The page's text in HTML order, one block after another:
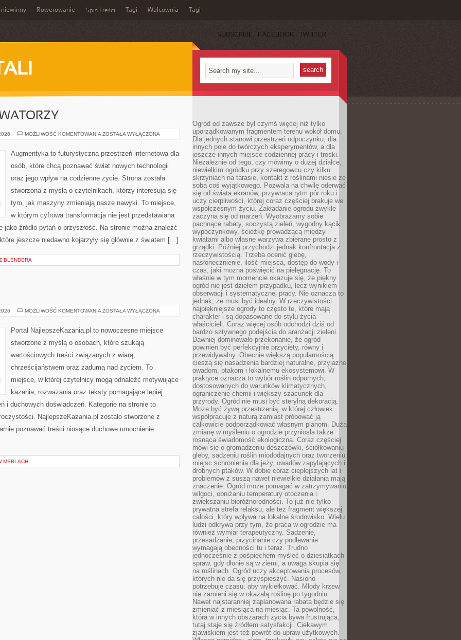
Rowerowanie Spis Treści Tagi Walcownia Tagi
SUBSCRIBE FACEBOOK TWITTER
MOŻLIWOŚĆ KOMENTOWANIA STARTUPY
ZOSTAŁA WYŁĄCZONA
Augmentyka to futurystyczna przestrzeń internetowa dla
osób, które chcą poznawać świat nowych technologii
oraz jego wpływ na codzienne życie. Strona została
stworzona z myślą o czytelnikach, którzy interesują się
tym, jak maszyny zmieniają nasze nawyki. To miejsce,
w którym cyfrowa transformacja nie jest przedstawiana
źródło pytań o przyszłość. Na stronie można znaleźć
jeszcze niedawno kojarzyły się głównie z światem […]
BLENDERA
MOŻLIWOŚĆ KOMENTOWANIA KAZANIA
ZOSTAŁA WYŁĄCZONA
Portal NajlepszeKazania.pl to nowoczesne miejsce
stworzone z myślą o osobach, które szukają
wartościowych treści związanych z wiarą,
chrześcijaństwem oraz zadumą nad życiem. To
miejsce, w której czytelnicy mogą odnaleźć motywujące
kazania, rozważania oraz teksty pomagające lepiej
i duchowych doświadczeń. Kategorie na stronie to
NajlepszeKazania.pl zostało stworzone z
poznawać treści niosące duchowe umocnienie.
MEBLACH
Ogród od zawsze był czymś więcej niż tylko
uporządkowanym fragmentem terenu wokół domu.
Dla jednych stanowi przestrzeń odpoczynku, dla
innych pole do twórczych eksperymentów, a dla
jeszcze innych miejsce codziennej pracy i troski.
Niezależnie od tego, czy mówimy o dużej działce,
niewielkim ogródku przy szeregowcu czy kilku
skrzyniach na tarasie, kontakt z roślinami niesie ze
sobą coś wyjątkowego. Pozwala na chwilę oderwać
się od świata ekranów, przywraca rytm pór roku i
uczy cierpliwości, której coraz częściej brakuje we
współczesnym życiu. Zakładanie ogrodu zwykle
zaczyna się od marzeń. Wyobrażamy sobie
pachnące rabaty, soczystą zieleń, wygodny kącik
wypoczynkowy, ścieżkę prowadzącą między
kwiatami albo własne warzywa zbierane prosto z
grządki. Później przychodzi jednak konfrontacja z
rzeczywistością. Trzeba ocenić glebę,
nasłonecznienie, ilość miejsca, dostęp do wody i
czas, jaki można poświęcić na pielęgnację. To
właśnie w tym momencie okazuje się, że piękny
ogród nie jest dziełem przypadku, lecz wynikiem
obserwacji i systematycznej pracy. Nie oznacza to
jednak, że musi być idealny. W rzeczywistości
najpiękniejsze ogrody to często te, które mają
charakter i są dopasowane do stylu życia
właścicieli. Coraz więcej osób odchodzi dziś od
bardzo sztywnego podejścia do aranżacji zieleni.
Dawniej dominowało przekonanie, że ogród
powinien być perfekcyjnie przycięty, równy i
przewidywalny. Obecnie większą popularnością
cieszą się nasadzenia bardziej naturalne, przyjazne
owadom, ptakom i lokalnemu ekosystemowi. W
praktyce oznacza to wybór roślin odpornych,
dostosowanych do warunków klimatycznych,
ograniczenie chemii i większy szacunek dla
przyrody. Ogród nie musi być sterylną dekoracją.
Może być żywą przestrzenią, w której człowiek
współpracuje z naturą zamiast próbować ją
całkowicie podporządkować własnym planom. Dużą
zmianę w myśleniu o ogrodzie przyniosła także
rosnąca świadomość ekologiczna. Coraz częściej
mówi się o gromadzeniu deszczówki, ściółkowaniu
gleby, sadzeniu roślin miododajnych oraz tworzeniu
miejsc schronienia dla jeży, owadów zapylających i
drobnych ptaków. W dobie coraz cieplejszych lat i
problemów z suszą nawet niewielkie działania mają
znaczenie. Ogród może pomagać w zatrzymywaniu
wilgoci, obniżaniu temperatury otoczenia i
zwiększaniu bioróżnorodności. To już nie tylko
prywatna strefa relaksu, ale też fragment większej
całości, który wpływa na lokalne środowisko. Wielu
ludzi odkrywa przy tym, że praca w ogrodzie ma
również wymiar terapeutyczny. Sadzenie,
przesadzanie, przycinanie czy podlewanie
wymagają obecności tu i teraz. Trudno
jednocześnie z pośpiechem myśleć o dziesiątkach
spraw, gdy dłonie są w ziemi, a uwaga skupia się
na roślinach. Ogród uczy akceptowania procesów,
których nie da się przyspieszyć. Nasiono
potrzebuje czasu, aby wykiełkować. Młody krzew
nie zamieni się w okazałą roślinę po tygodniu.
Nawet najstaranniej zaplanowana rabata będzie się
zmieniać z miesiąca na miesiąc. Ta powolność,
która w innych obszarach życia bywa frustrująca,
tutaj staje się źródłem satysfakcji. Ciekawym
zjawiskiem jest też powrót do upraw użytkowych.